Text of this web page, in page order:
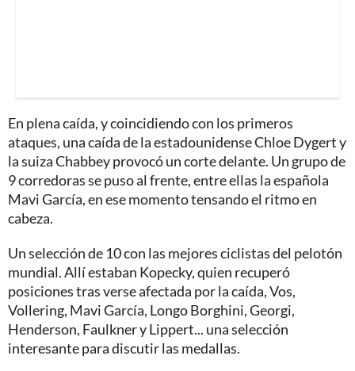
En plena caída, y coincidiendo con los primeros
ataques, una caída de la estadounidense Chloe Dygert y
la suiza Chabbey provocó un corte delante. Un grupo de
9 corredoras se puso al frente, entre ellas la española
Mavi García, en ese momento tensando el ritmo en
cabeza.
Un selección de 10 con las mejores ciclistas del pelotón
mundial. Allí estaban Kopecky, quien recuperó
posiciones tras verse afectada por la caída, Vos,
Vollering, Mavi García, Longo Borghini, Georgi,
Henderson, Faulkner y Lippert... una selección
interesante para discutir las medallas.